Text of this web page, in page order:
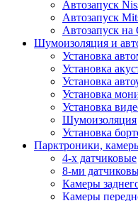
Автозапуск
Автозапуск
Автозапуск
Шумоизоляция и
Установка
Установка
Установка
Установка
Установка
Шумоизоляция
Установка
Парктроники,
4-х датчиковые
8-ми
Камеры
Камеры